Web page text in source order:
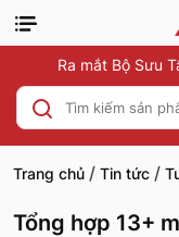
Ra mắt Bộ Sưu
Trang chủ / Tin tức /
Tổng hợp 13+